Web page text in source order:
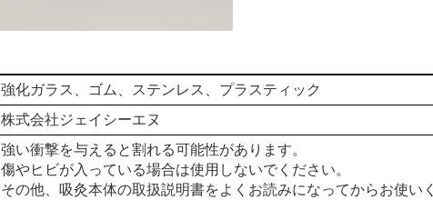
強化ガラス、ゴム、ステンレス、プラスティック
株式会社ジェイシーエヌ
強い衝撃を与えると割れる可能性があります。
傷やヒビが入っている場合は使用しないでください。
その他、吸灸本体の取扱説明書をよくお読みになってからお使いく